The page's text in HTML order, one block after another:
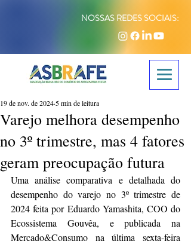
NOSSAS REDES SOCIAIS:
Varejo melhora desempenho
no 3º trimestre, mas 4 fatores
geram preocupação futura
19 de nov. de 2024 5 min de leitura
Uma análise comparativa e detalhada do
desempenho do varejo no 3º trimestre de
2024 feita por Eduardo Yamashita, COO do
Ecossistema Gouvêa, e publicada na
Mercado&Consumo na última sexta-feira